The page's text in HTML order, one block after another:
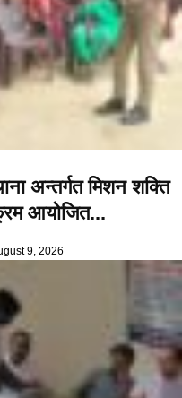
अन्तर्गत मिशन शक्ति
आयोजित...
9, 2026